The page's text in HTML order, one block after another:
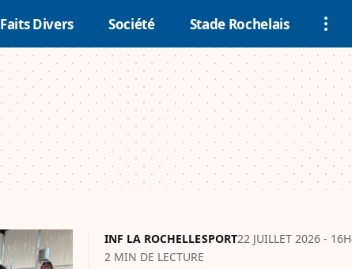
Faits Divers Société Stade Rochelais
INF LA ROCHELLESPORT22 JUILLET 2026 -
2 MIN DE LECTURE